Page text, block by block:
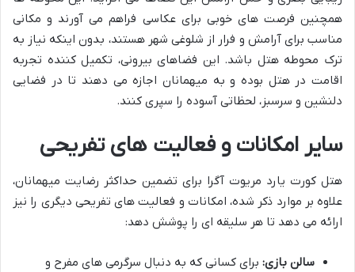
همچنین فرصت های خوبی برای عکاسی فراهم می آورند و مکانی
مناسب برای آرامش و فرار از شلوغی شهر هستند، بدون اینکه نیاز به
ترک محوطه هتل باشد. این فضاهای بیرونی، تکمیل کننده تجربه
اقامت در هتل بوده و به میهمانان اجازه می دهند تا در فضایی
دلنشین و سرسبز، لحظاتی آسوده را سپری کنند.
سایر امکانات و فعالیت های تفریحی
هتل کورت یارد مریوت آگرا برای تضمین حداکثر رضایت میهمانان،
علاوه بر موارد ذکر شده، امکانات و فعالیت های تفریحی دیگری را نیز
ارائه می دهد تا هر سلیقه ای را پوشش دهد:
سالن بازی: برای کسانی که به دنبال سرگرمی های مفرح و